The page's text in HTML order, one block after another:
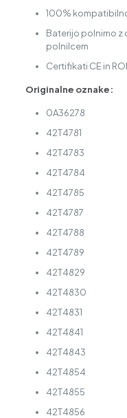
100%
Baterijo polnimo z
polnilcem
Certifikati CE in
Originalne oznake:
0A36278
42T4781
42T4783
42T4784
42T4785
42T4787
42T4788
42T4789
42T4829
42T4830
42T4831
42T4841
42T4843
42T4854
42T4855
42T4856